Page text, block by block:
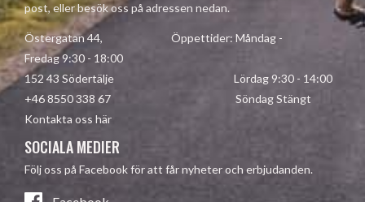
post, eller besök oss på adressen nedan.
Östergatan 44, Öppettider: Måndag -
Fredag 9:30 - 18:00
152 43 Södertälje Lördag 9:30 - 14:00
+46 8550 338 67 Söndag Stängt
Kontakta oss här
SOCIALA MEDIER
Följ oss på Facebook för att får nyheter och erbjudanden.